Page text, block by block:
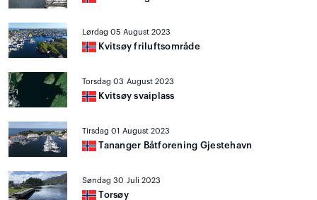
Lørdag 05 August 2023
Kvitsøy friluftsområde
Torsdag 03 August 2023
Kvitsøy svaiplass
Tirsdag 01 August 2023
Tananger Båtforening Gjestehavn
Søndag 30 Juli 2023
Torsøy